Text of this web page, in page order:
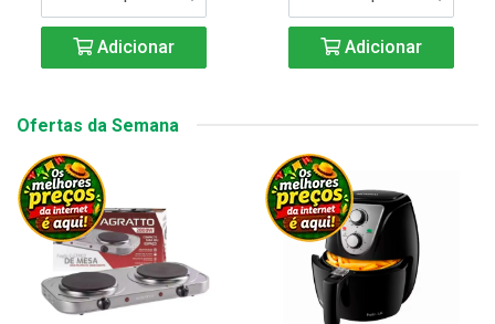
Adicionar Adicionar
Ofertas da Semana